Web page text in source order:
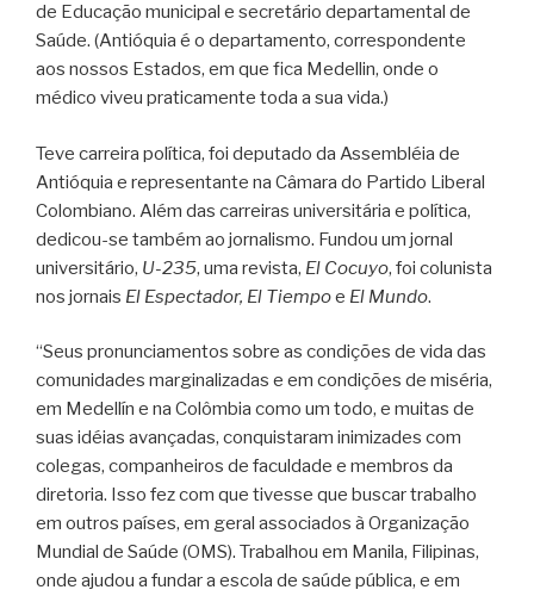
de Educação municipal e secretário departamental de
Saúde. (Antióquia é o departamento, correspondente
aos nossos Estados, em que fica Medellin, onde o
médico viveu praticamente toda a sua vida.)
Teve carreira política, foi deputado da Assembléia de
Antióquia e representante na Câmara do Partido Liberal
Colombiano. Além das carreiras universitária e política,
dedicou-se também ao jornalismo. Fundou um jornal
universitário, U-235, uma revista, El Cocuyo, foi colunista
nos jornais El Espectador, El Tiempoe El Mundo.
“Seus pronunciamentos sobre as condições de vida das
comunidades marginalizadas e em condições de miséria,
em Medellín e na Colômbia como um todo, e muitas de
suas idéias avançadas, conquistaram inimizades com
colegas, companheiros de faculdade e membros da
diretoria. Isso fez com que tivesse que buscar trabalho
em outros países, em geral associados à Organização
Mundial de Saúde (OMS). Trabalhou em Manila, Filipinas,
onde ajudou a fundar a escola de saúde pública, e em